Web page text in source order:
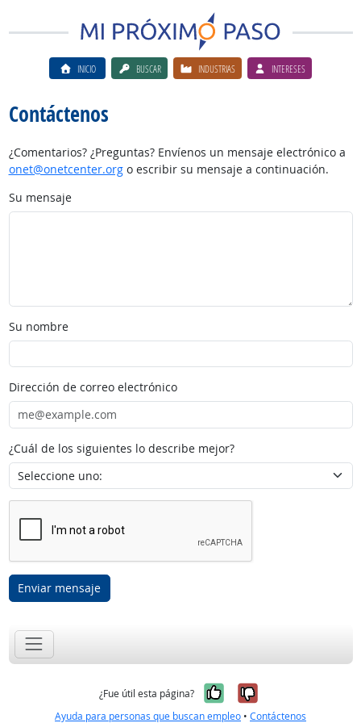
INICIO BUSCAR INDUSTRIAS INTERESES
Contáctenos
¿Comentarios? ¿Preguntas? Envíenos un mensaje electrónico a
onet@onetcenter.orgo escribir su mensaje a continuación.
Su mensaje
Su nombre
Dirección de correo electrónico
¿Cuál de los siguientes lo describe mejor?
Enviar mensaje
¿Fue útil esta página? Sí, fue útil
No, no fue
Ayuda para personas que buscan empleo • Contáctenos